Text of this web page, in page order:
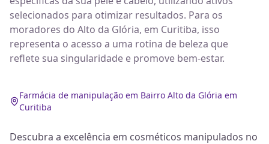
selecionados para otimizar resultados. Para os
moradores do Alto da Glória, em Curitiba, isso
representa o acesso a uma rotina de beleza que
reflete sua singularidade e promove bem-estar.
Farmácia de manipulação em Bairro Alto da Glória em
Curitiba
Descubra a excelência em cosméticos manipulados no